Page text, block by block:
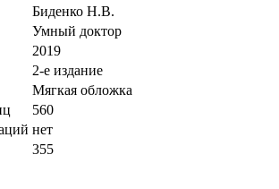
Биденко Н.В.
Умный доктор
2019
2-е издание
Мягкая обложка
560
нет
355